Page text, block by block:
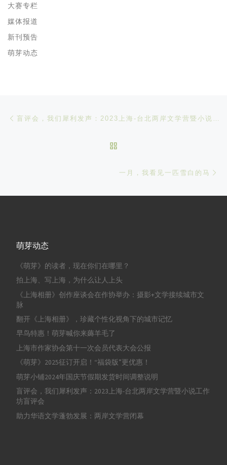
大赛专栏
媒体报道
新刊预告
萌芽动态
文章导航
一月，我看见一匹雪白的马
萌芽动态
《萌芽》的读者，现在你们在哪里？
拍上海、写上海，为什么让人上头
《上海相册》创作座谈会在作协举办：摄影+文学接续城市文
脉
翻开《上海相册》，珍藏个性化视角下的城市记忆
早鸟特惠！萌芽喊你来薅羊毛了
上海市作家协会第十一次会员代表大会公报
《萌芽》2025征订开启！“福袋版”更优惠！
萌芽小铺2024年国庆节假期发货时间调整说明
盲评会，我们犀利发声：2023上海-台北两岸文学营暨小说工作
坊盲评会
助力华语文学蓬勃发展：两岸文学营闭幕